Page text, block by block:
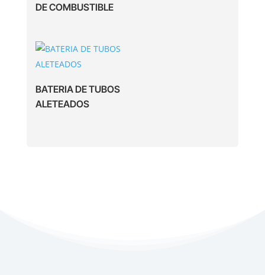
DE COMBUSTIBLE
BATERIA DE TUBOS
ALETEADOS